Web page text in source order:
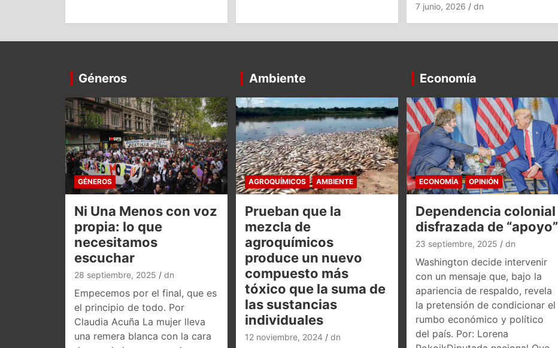
7 junio, 2026 dn
Géneros
GÉNEROS
Ni Una Menos con voz
propia: lo que
necesitamos
escuchar
28 septiembre, 2025 dn
Empecemos por el final, que es
el principio de todo. Por
Claudia Acuña La mujer lleva
una remera blanca con la cara
Ambiente
AGROQUÍMICOS AMBIENTE
Prueban que la
mezcla de
agroquímicos
produce un nuevo
compuesto más
tóxico que la suma de
las sustancias
individuales
12 noviembre, 2024 dn
Economía
ECONOMÍA OPINIÓN
Dependencia colonial
disfrazada de “apoyo”
23 septiembre, 2025 dn
Washington decide intervenir
con un mensaje que, bajo la
apariencia de respaldo, revela
la pretensión de condicionar el
rumbo económico y político
del país. Por: Lorena